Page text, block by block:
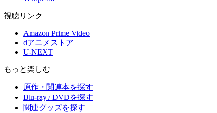
視聴リンク
Amazon Prime Video
dアニメストア
U-NEXT
もっと楽しむ
原作・関連本を探す
Blu-ray / DVDを探す
関連グッズを探す